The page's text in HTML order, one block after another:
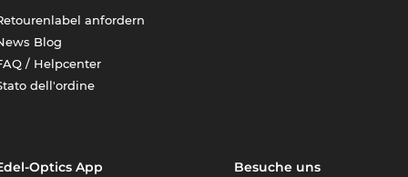
anfordern
Blog
/ Helpcenter
dell'ordine
Optics App Besuche uns